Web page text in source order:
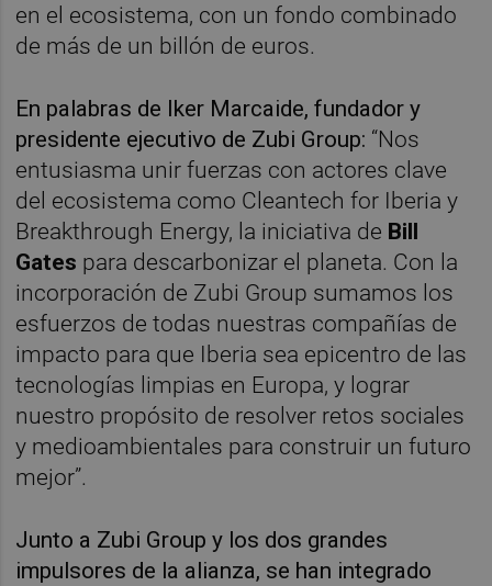
en el ecosistema, con un fondo combinado
de más de un billón de euros.
En palabras de Iker Marcaide, fundador y
presidente ejecutivo de Zubi Group: “Nos
entusiasma unir fuerzas con actores clave
del ecosistema como Cleantech for Iberia y
Breakthrough Energy, la iniciativa de Bill
Gates para descarbonizar el planeta. Con la
incorporación de Zubi Group sumamos los
esfuerzos de todas nuestras compañías de
impacto para que Iberia sea epicentro de las
tecnologías limpias en Europa, y lograr
nuestro propósito de resolver retos sociales
y medioambientales para construir un futuro
mejor”.
Junto a Zubi Group y los dos grandes
impulsores de la alianza, se han integrado